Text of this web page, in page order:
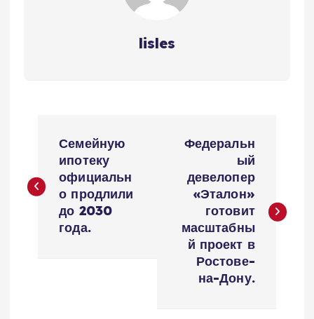
lisles
в
Семейную
ипотеку
официальн
о продлили
до 2030
года.
Федеральн
ый
девелопер
«Эталон»
готовит
масштабны
й проект в
Ростове-
на-Дону.